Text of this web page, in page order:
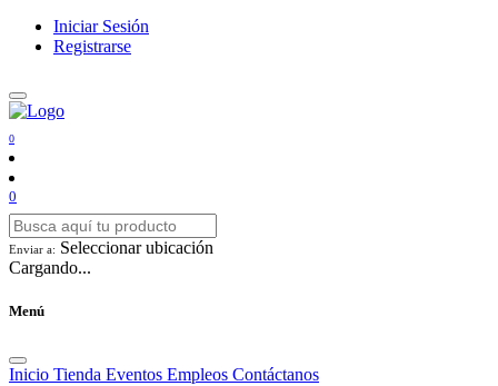
Iniciar Sesión
Registrarse
0
0
Enviar a: Seleccionar ubicación
Cargando...
Menú
Inicio Tienda Eventos Empleos Contáctanos